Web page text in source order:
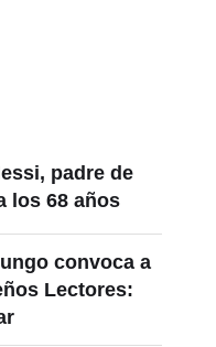
padre de
los 68 años
convoca a
Lectores: